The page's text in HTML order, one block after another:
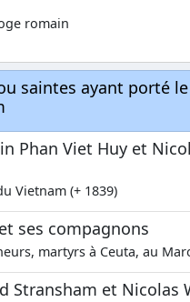
romain
saintes ayant porté
Phan Viet Huy et
Vietnam (+ 1839)
ses compagnons
martyrs à Ceuta, au
Stransham et Nicolas